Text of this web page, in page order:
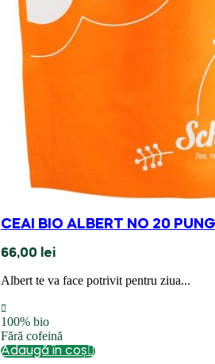
CEAI BIO ALBERT NO 20
66,00 lei
Albert te va face potrivit pentru ziua...
100% bio
Fără cofeină
Adaugă în coș